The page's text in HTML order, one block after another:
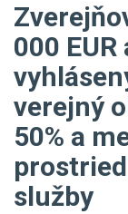
menu
na
užívateľské
menu
Skočiť
na
pätičku
stránky
000
verejný
50% a
služby